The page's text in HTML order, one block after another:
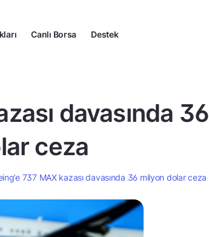
Canlı Borsa Destek
davasında 36
ceza
737 MAX kazası davasında 36 milyon dolar ceza